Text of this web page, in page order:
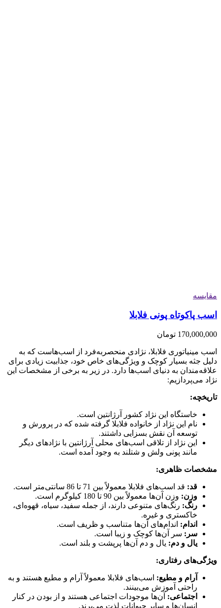
مقایسه
اسب پاکوتاه پونی فلابلا
170,000,000 تومان
اسب مینیاتوری فلابلا، نژادی منحصربه‌فرد از اسب‌هاست که به
دلیل جثه بسیار کوچک و ویژگی‌های خاص خود، جذابیت زیادی برای
علاقه‌مندان به دنیای اسب‌ها دارد. در زیر به برخی از مشخصات این
نژاد می‌پردازیم:
تاریخچه:
خاستگاه این نژاد کشور آرژانتین است.
نام این نژاد از خانواده فلابلا گرفته شده که در پرورش و
توسعه آن نقش بسزایی داشتند.
این نژاد از تلاقی اسب‌های محلی آرژانتین با نژادهای دیگر
مانند پونی ولش و شتلند به وجود آمده است.
مشخصات ظاهری:
قد: قد اسب‌های فلابلا معمولاً بین 71 تا 86 سانتی‌متر است.
وزن: وزن آن‌ها معمولاً بین 90 تا 180 کیلوگرم است.
رنگ: رنگ‌های متنوعی دارند، از جمله سفید، سیاه، قهوه‌ای،
خاکستری و غیره.
اندام: اندام‌های آن‌ها متناسب و ظریف است.
سر: سر آن‌ها کوچک و زیبا است.
یال و دم: یال و دم آن‌ها پرپشت و بلند است.
ویژگی‌های رفتاری:
آرام و مطیع: اسب‌های فلابلا معمولاً آرام و مطیع هستند و به
راحتی آموزش می‌بینند.
اجتماعی: آن‌ها موجودات اجتماعی هستند و از بودن در کنار
انسان‌ها و سایر حیوانات لذت می‌برند.